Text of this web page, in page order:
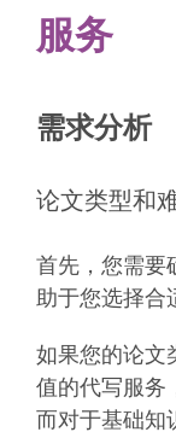
服务
需求分析
论文类型和
首先，您需要
助于您选择合
如果您的论文
值的代写服务
而对于基础知